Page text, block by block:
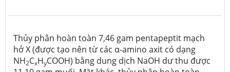
Thủy phân hoàn toàn 7,46 gam pentapeptit mạch
hở X (được tạo nên từ các α-amino axit có dạng
NH2CxHyCOOH) bằng dung dịch NaOH dư thu được